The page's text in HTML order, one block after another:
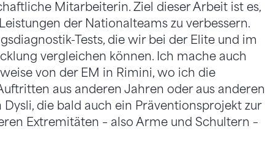
Mitarbeiterin. Ziel dieser Arbeit ist es,
der Nationalteams zu verbessern.
Tests, die wir bei der Elite und im
vergleichen können. Ich mache auch
von der EM in Rimini, wo ich die
aus anderen Jahren oder aus anderen
die bald auch ein Präventionsprojekt zur
Extremitäten – also Arme und Schultern –